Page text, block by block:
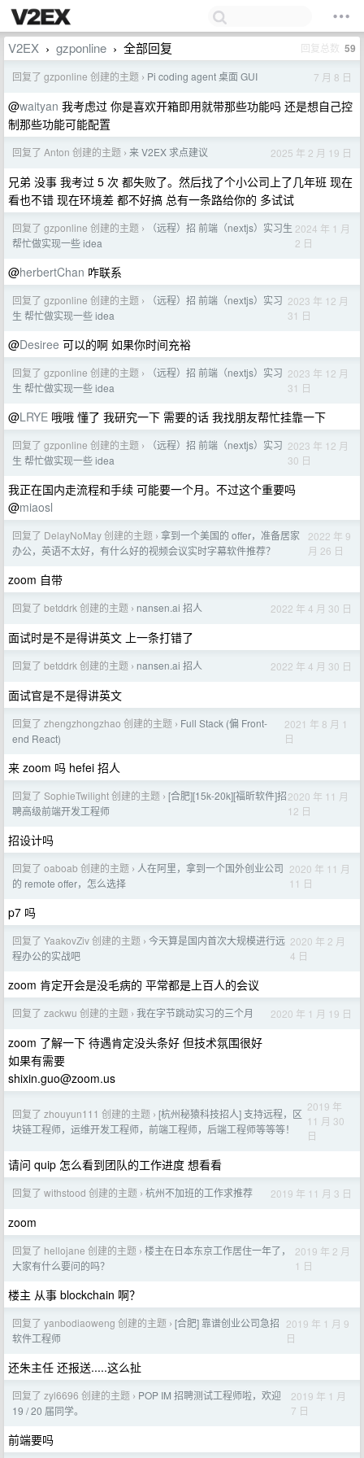
V2EX › gzponline › 全部回复 回复总数 59
回复了 gzponline 创建的主题 › Pi coding agent 桌面 GUI 7 月 8 日
@waityan 我考虑过 你是喜欢开箱即用就带那些功能吗 还是想自己控
制那些功能可能配置
回复了 Anton 创建的主题 › 来 V2EX 求点建议 2025 年 2 月 19 日
兄弟 没事 我考过 5 次 都失败了。然后找了个小公司上了几年班 现在
看也不错 现在环境差 都不好搞 总有一条路给你的 多试试
回复了 gzponline 创建的主题 ›
（远程）招 前端（nextjs）实习生
帮忙做实现一些 idea
2024 年 1 月
2 日
@herbertChan 咋联系
回复了 gzponline 创建的主题 ›
（远程）招 前端（nextjs）实习
生 帮忙做实现一些 idea
2023 年 12 月
31 日
@Desiree 可以的啊 如果你时间充裕
回复了 gzponline 创建的主题 ›
（远程）招 前端（nextjs）实习
生 帮忙做实现一些 idea
2023 年 12 月
31 日
@LRYE 哦哦 懂了 我研究一下 需要的话 我找朋友帮忙挂靠一下
回复了 gzponline 创建的主题 ›
（远程）招 前端（nextjs）实习
生 帮忙做实现一些 idea
2023 年 12 月
30 日
我正在国内走流程和手续 可能要一个月。不过这个重要吗
@miaosl
回复了 DelayNoMay 创建的主题 › 拿到一个美国的 offer，准备居家
办公，英语不太好，有什么好的视频会议实时字幕软件推荐？
2022 年 9
月 26 日
zoom 自带
回复了 betddrk 创建的主题 › nansen.ai 招人 2022 年 4 月 30 日
面试时是不是得讲英文 上一条打错了
回复了 betddrk 创建的主题 › nansen.ai 招人 2022 年 4 月 30 日
面试官是不是得讲英文
回复了 zhengzhongzhao 创建的主题 › Full Stack (偏 Front-
end React)
2021 年 8 月 1
日
来 zoom 吗 hefei 招人
回复了 SophieTwilight 创建的主题 › [合肥][15k-20k][福昕软件]招
聘高级前端开发工程师
2020 年 11 月
12 日
招设计吗
回复了 oaboab 创建的主题 › 人在阿里，拿到一个国外创业公司
的 remote offer，怎么选择
2020 年 11 月
11 日
p7 吗
回复了 YaakovZiv 创建的主题 › 今天算是国内首次大规模进行远
程办公的实战吧
2020 年 2 月
4 日
zoom 肯定开会是没毛病的 平常都是上百人的会议
回复了 zackwu 创建的主题 › 我在字节跳动实习的三个月 2020 年 1 月 19 日
zoom 了解一下 待遇肯定没头条好 但技术氛围很好
如果有需要
shixin.guo@zoom.us
回复了 zhouyun111 创建的主题 › [杭州秘猿科技招人] 支持远程，区
块链工程师，运维开发工程师，前端工程师，后端工程师等等等！
2019 年
11 月 30
日
请问 quip 怎么看到团队的工作进度 想看看
回复了 withstood 创建的主题 › 杭州不加班的工作求推荐 2019 年 11 月 3 日
zoom
回复了 hellojane 创建的主题 › 楼主在日本东京工作居住一年了，
大家有什么要问的吗？
2019 年 2 月
1 日
楼主 从事 blockchain 啊？
回复了 yanbodiaoweng 创建的主题 › [合肥] 靠谱创业公司急招
软件工程师
2019 年 1 月 9
日
还朱主任 还报送.....这么扯
回复了 zyl6696 创建的主题 › POP IM 招聘测试工程师啦，欢迎
19 / 20 届同学。
2019 年 1 月
7 日
前端要吗